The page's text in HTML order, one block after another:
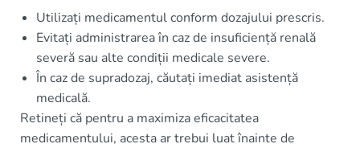
Utilizați medicamentul conform dozajului prescris.
Evitați administrarea în caz de insuficiență renală
severă sau alte condiții medicale severe.
În caz de supradozaj, căutați imediat asistență
medicală.
Retineți că pentru a maximiza eficacitatea
medicamentului, acesta ar trebui luat înainte de